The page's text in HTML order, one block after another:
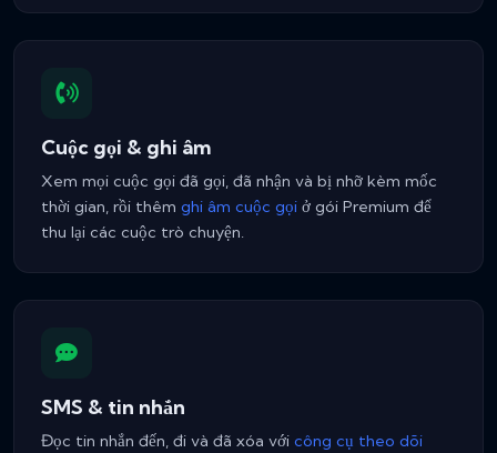
Cuộc gọi & ghi âm
Xem mọi cuộc gọi đã gọi, đã nhận và bị nhỡ kèm mốc
thời gian, rồi thêm ghi âm cuộc gọi ở gói Premium để
thu lại các cuộc trò chuyện.
SMS & tin nhắn
Đọc tin nhắn đến, đi và đã xóa với công cụ theo dõi